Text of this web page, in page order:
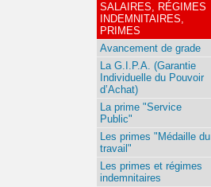
SALAIRES, RÉGIMES
INDEMNITAIRES,
PRIMES
Avancement de grade
La G.I.P.A. (Garantie
Individuelle du Pouvoir
d’Achat)
La prime "Service
Public"
Les primes "Médaille du
travail"
Les primes et régimes
indemnitaires